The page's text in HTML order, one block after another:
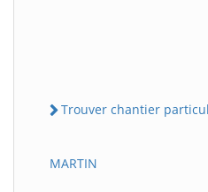
Trouver chantier
MARTIN